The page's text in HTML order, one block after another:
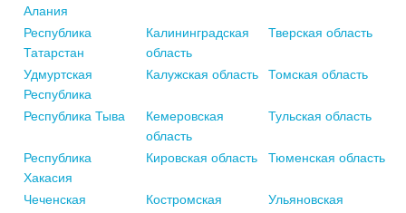
Алания
Республика
Татарстан
Калининградская
область
Тверская область
Удмуртская
Республика
Калужская область Томская область
Республика Тыва
Кемеровская
область
Тульская область
Республика
Хакасия
Кировская область Тюменская область
Чеченская
Костромская
Ульяновская